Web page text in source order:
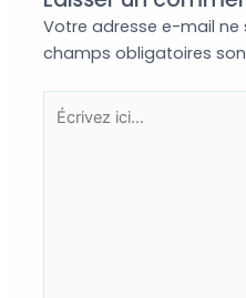
Votre adresse e-mail ne
champs obligatoires
Écrivez
ici…